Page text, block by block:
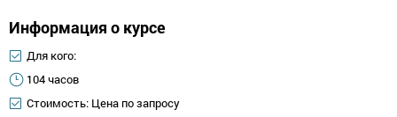
Информация о курсе
Для кого:
104 часов
Стоимость: Цена по запросу